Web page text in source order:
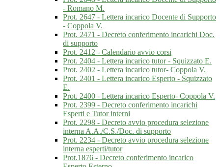
- Romano M.
Prot. 2647 - Lettera incarico Docente di Supporto
- Coppola V.
Prot. 2471 - Decreto conferimento incarichi Doc.
di supporto
Prot. 2412 - Calendario avvio corsi
Prot. 2404 - Lettera incarico tutor - Squizzato E.
Prot. 2402 - Lettera incarico tutor- Coppola V.
Prot. 2401 - Lettera incarico Esperto - Squizzato
E.
Prot. 2400 - Lettera incarico Esperto- Coppola V.
Prot. 2399 - Decreto conferimento incarichi
Esperti e Tutor interni
Prot. 2298 - Decreto avvio procedura selezione
interna A.A./C.S./Doc. di supporto
Prot. 2234 - Decreto avvio procedura selezione
interna esperti/tutor
Prot.1876 - Decreto conferimento incarico